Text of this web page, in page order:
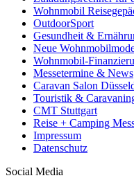
Wohnmobil
OutdoorSport
Gesundheit &
Neue
Wohnmobil-
Messetermine & News
Caravan Salon
Touristik &
CMT Stuttgart
Reise + Camping
Impressum
Datenschutz
Social Media